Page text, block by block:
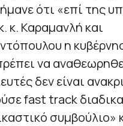
ότι «επί της
κ. Καραμανλή και
η
να
δεν είναι
fast track
συμβούλιο»